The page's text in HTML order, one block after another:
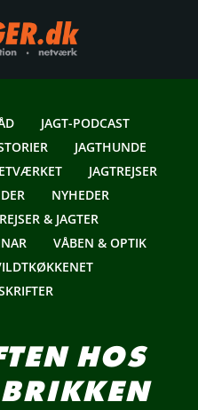
JAGT-PODCAST
JAGTHUNDE
JAGTREJSER
NYHEDER
REJSER & JAGTER
VÅBEN & OPTIK
HOS